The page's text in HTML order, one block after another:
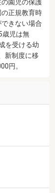
園児の保護
正規教育時
きない場合
歳児は無
を受ける幼
新制度に移
円。